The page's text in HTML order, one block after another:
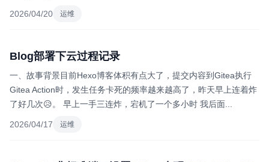
2026/04/20 运维
Blog部署下云过程记录
一、故事背景目前Hexo博客体积有点大了，提交内容到Gitea执行
Gitea Action时，发生任务卡死的频率越来越高了，昨天早上连着炸
了好几次😥。 早上一手三连炸，宕机了一个多小时 我后面...
2026/04/17 运维